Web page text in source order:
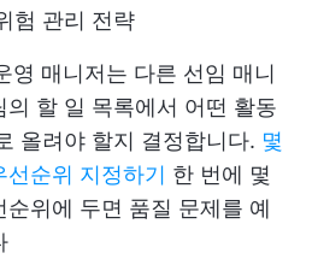
험 관리 전략
영 매니저는 다른 선임 매니
의 할 일 목록에서 어떤 활동
올려야 할지 결정합니다. 몇
순위 지정하기 한 번에 몇
순위에 두면 품질 문제를 예